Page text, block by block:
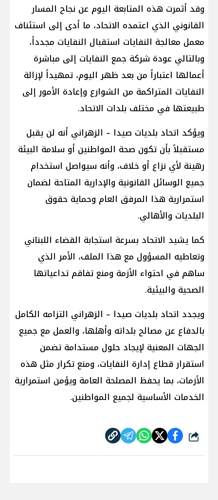
وقد أثمرت هذه المتابعة اليوم عن نجاح المسار
القانوني الذي اعتمده الاتحاد، ما أدى إلى استئناف
معمل معالجة النفايات استقبال النفايات مجدداً،
وبالتالي عودة شركة جمع النفايات إلى مباشرة
أعمالها اعتباراً من بعد ظهر اليوم، تمهيداً لإزالة
النفايات المتراكمة من الشوارع وإعادة الأمور إلى
طبيعتها في مختلف بلدات الاتحاد.
ويؤكد اتحاد بلديات صيدا – الزهراني أنه لن يقبل
مستقبلاً بأن تكون صحة المواطنين أو سلامة البيئة
رهينة لأي نزاع أو خلاف، وأنه سيواصل استخدام
جميع الوسائل القانونية والإدارية المتاحة لضمان
استمرارية هذا المرفق العام وحماية حقوق
البلديات والأهالي.
كما يشيد الاتحاد بسرعة استجابة القضاء اللبناني
وتعاطيه المسؤول مع هذا الملف، الأمر الذي
ساهم في احتواء الأزمة ومنع تفاقم تداعياتها
الصحية والبيئية.
ويجدد اتحاد بلديات صيدا – الزهراني التزامه الكامل
بالدفاع عن مصالح بلداته وأهلها، والعمل مع جميع
الجهات المعنية لإيجاد حلول مستدامة تضمن
استقرار قطاع إدارة النفايات، ومنع تكرار مثل هذه
الأزمات، بما يحفظ المصلحة العامة ويؤمن استمرارية
الخدمات الأساسية لجميع المواطنين.
شارك